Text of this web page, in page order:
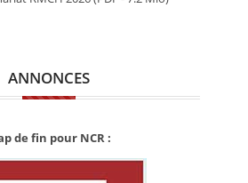
ANNONCES
de fin pour NCR :